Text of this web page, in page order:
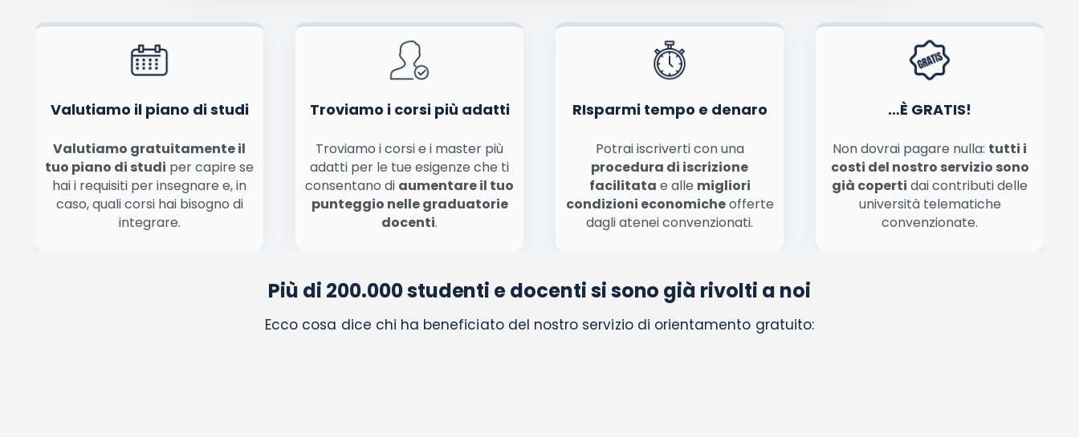
conferma e pubblica
Valutiamo il piano di studi
Valutiamo gratuitamente il
tuo piano di studi per capire se
hai i requisiti per insegnare e, in
caso, quali corsi hai bisogno di
integrare.
Troviamo i corsi più adatti
Troviamo i corsi e i master più
adatti per le tue esigenze che ti
consentano di aumentare il tuo
punteggio nelle graduatorie
docenti.
RIsparmi tempo e denaro
Potrai iscriverti con una
procedura di iscrizione
facilitata e alle migliori
condizioni economicheofferte
dagli atenei convenzionati.
…È GRATIS!
Non dovrai pagare nulla: tutti i
costi del nostro servizio sono
già coperti dai contributi delle
università telematiche
convenzionate.
Più di 200.000 studenti e docenti si sono già rivolti a noi
Ecco cosa dice chi ha beneficiato del nostro servizio di orientamento gratuito: